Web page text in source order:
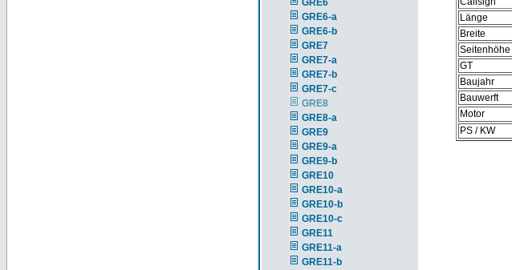
GRE6
GRE6-a
GRE6-b
GRE7
GRE7-a
GRE7-b
GRE7-c
GRE8
GRE8-a
GRE9
GRE9-a
GRE9-b
GRE10
GRE10-a
GRE10-b
GRE10-c
GRE11
GRE11-a
GRE11-b
Länge
Breite
Seitenhöhe
GT
Baujahr
Bauwerft
Motor
PS / KW